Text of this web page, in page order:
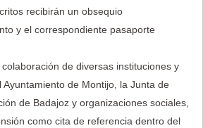
recibirán un obsequio
y el correspondiente pasaporte
de diversas instituciones y
de Montijo, la Junta de
de Badajoz y organizaciones sociales,
como cita de referencia dentro del